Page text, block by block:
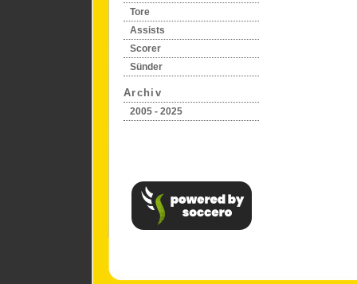
Tore
Assists
Scorer
Sünder
Archiv
2005 - 2025